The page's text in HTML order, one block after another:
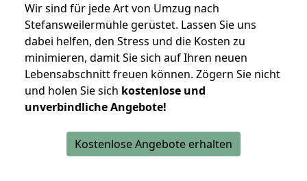
Wir sind für jede Art von Umzug nach
Stefansweilermühle gerüstet. Lassen Sie uns
dabei helfen, den Stress und die Kosten zu
minimieren, damit Sie sich auf Ihren neuen
Lebensabschnitt freuen können. Zögern Sie nicht
und holen Sie sich kostenlose und
unverbindliche Angebote!
Kostenlose Angebote erhalten